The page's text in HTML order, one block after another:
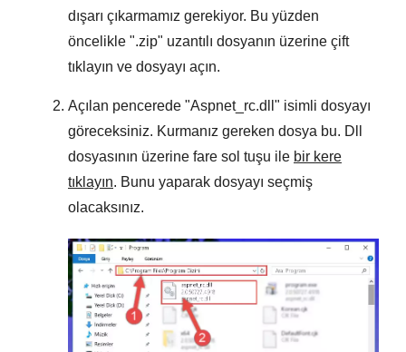
dışarı çıkarmamız gerekiyor. Bu yüzden
öncelikle ".zip" uzantılı dosyanın üzerine çift
tıklayın ve dosyayı açın.
Açılan pencerede "Aspnet_rc.dll " isimli dosyayı
göreceksiniz. Kurmanız gereken dosya bu. Dll
dosyasının üzerine fare sol tuşu ile bir kere
tıklayın. Bunu yaparak dosyayı seçmiş
olacaksınız.